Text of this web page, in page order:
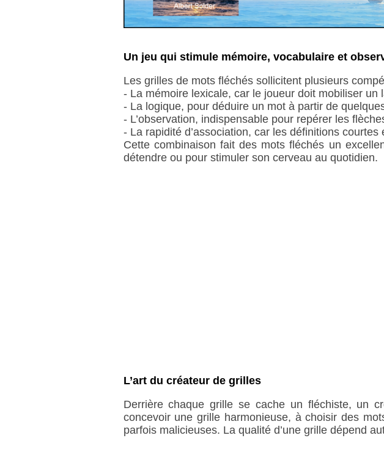
Un jeu qui stimule mémoire, vocabulaire et
Les grilles de mots fléchés sollicitent plusieurs
- La mémoire lexicale, car le joueur doit mobiliser
- La logique, pour déduire un mot à partir de
- L’observation, indispensable pour repérer les
- La rapidité d’association, car les définitions
Cette combinaison fait des mots fléchés un
détendre ou pour stimuler son cerveau au quotidien.
L’art du créateur de grilles
Derrière chaque grille se cache un fléchiste, un
concevoir une grille harmonieuse, à choisir des
parfois malicieuses. La qualité d’une grille dépend